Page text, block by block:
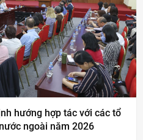
hướng hợp tác với các tổ
ngoài năm 2026